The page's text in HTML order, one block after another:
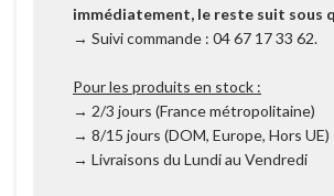
immédiatement, le reste suit sous
→ Suivi commande : 04 67 17 33 62.
Pour les produits en stock :
→ 2/3 jours (France métropolitaine)
→ 8/15 jours (DOM, Europe, Hors UE)
→ Livraisons du Lundi au Vendredi